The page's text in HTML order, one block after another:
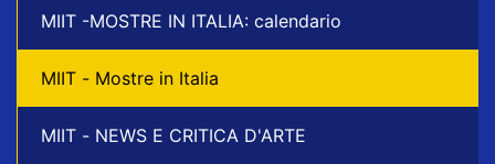
MIIT -MOSTRE IN ITALIA: calendario
MIIT - Mostre in Italia
MIIT - NEWS E CRITICA D'ARTE